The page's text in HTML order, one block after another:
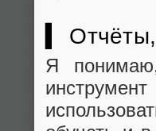
▍
Я